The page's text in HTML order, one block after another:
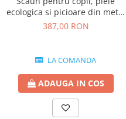
ecologica si picioare din metal
Exclusive
387,00 RON
LA COMANDA
ADAUGA IN COS